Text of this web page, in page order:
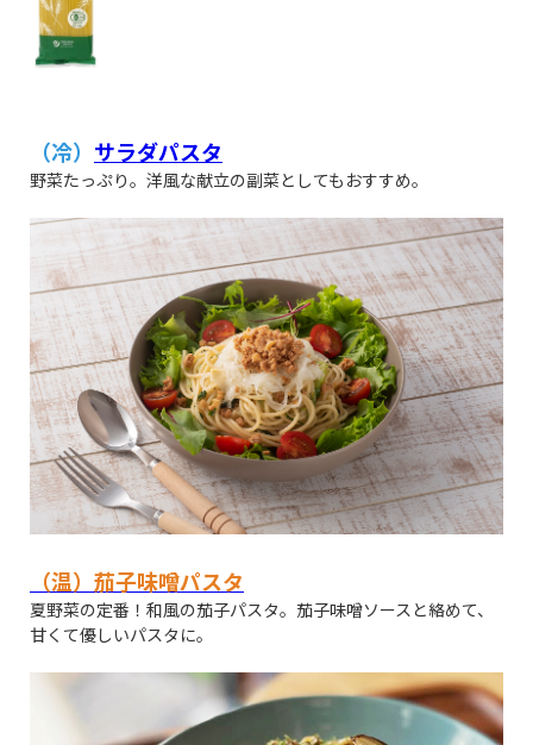
（冷） サラダパスタ
野菜たっぷり。洋風な献立の副菜としてもおすすめ。
（温）茄子味噌パスタ
夏野菜の定番！和風の茄子パスタ。茄子味噌ソースと絡めて、
甘くて優しいパスタに。